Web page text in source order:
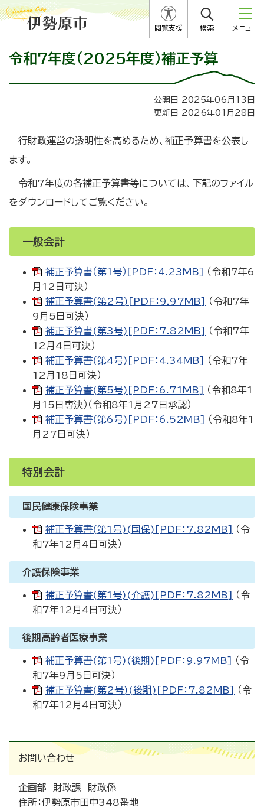
閲覧支援 検索 メニュー
令和7年度（2025年度）補正予算
公開日 2025年06月13日
更新日 2026年01月28日
行財政運営の透明性を高めるため、補正予算書を公表し
ます。
令和7年度の各補正予算書等については、下記のファイル
をダウンロードしてご覧ください。
一般会計
補正予算書（第1号）[PDF：4.23MB]
（令和7年6
月12日可決）
補正予算書(第2号)[PDF：9.97MB]
（令和7年
9月5日可決）
補正予算書(第3号)[PDF：7.82MB]
（令和7年
12月4日可決）
補正予算書(第4号)[PDF：4.34MB]
（令和7年
12月18日可決）
補正予算書(第5号)[PDF：6.71MB]
（令和8年1
月15日専決）（令和8年1月27日承認）
補正予算書(第6号)[PDF：6.52MB]
（令和8年1
月27日可決）
特別会計
国民健康保険事業
補正予算書(第1号)(国保)[PDF：7.82MB]
（令
和7年12月4日可決）
介護保険事業
補正予算書(第1号)(介護)[PDF：7.82MB]
（令
和7年12月4日可決）
後期高齢者医療事業
補正予算書(第1号)(後期)[PDF：9.97MB]
（令
和7年9月5日可決）
補正予算書(第2号)(後期)[PDF：7.82MB]
（令
和7年12月4日可決）
お問い合わせ
企画部 財政課 財政係
住所：伊勢原市田中348番地